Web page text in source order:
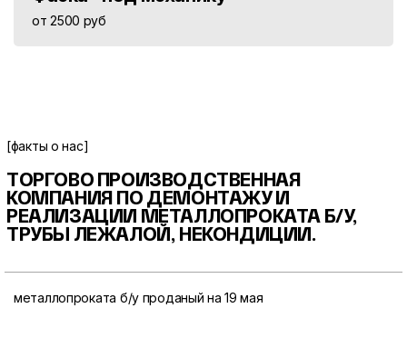
от 2500 руб
[факты о нас]
ТОРГОВО ПРОИЗВОДСТВЕННАЯ
КОМПАНИЯ ПО ДЕМОНТАЖУ И
РЕАЛИЗАЦИИ МЕТАЛЛОПРОКАТА Б/У,
ТРУБЫ ЛЕЖАЛОЙ, НЕКОНДИЦИИ.
металлопроката б/у проданый на 19 мая